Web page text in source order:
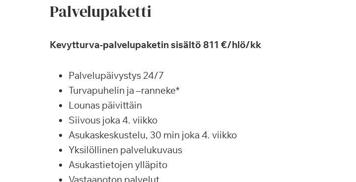
Palvelupaketti
Kevytturva-palvelupaketin sisältö 811 €/hlö/kk
Palvelupäivystys 24/7
Turvapuhelin ja –ranneke*
Lounas päivittäin
Siivous joka 4. viikko
Asukaskeskustelu, 30 min joka 4. viikko
Yksilöllinen palvelukuvaus
Asukastietojen ylläpito
Vastaanoton palvelut